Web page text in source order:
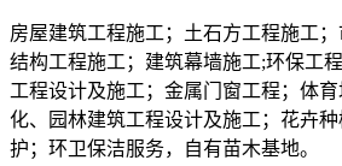
房屋建筑工程施工；土石方工程施工
结构工程施工；建筑幕墙施工;环保工
工程设计及施工；金属门窗工程；体
化、园林建筑工程设计及施工；花卉
护；环卫保洁服务，自有苗木基地。